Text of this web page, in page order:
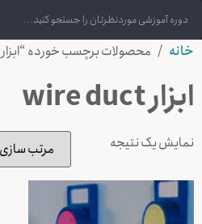
خانه / محصولات برچسب خورده “ابزار wire duct”
ابزار wire duct
نمایش یک نتیجه